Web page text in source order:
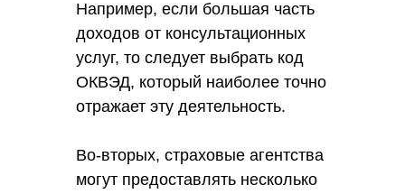
Например, если большая часть
доходов от консультационных
услуг, то следует выбрать код
ОКВЭД, который наиболее точно
отражает эту деятельность.
Во-вторых, страховые агентства
могут предоставлять несколько